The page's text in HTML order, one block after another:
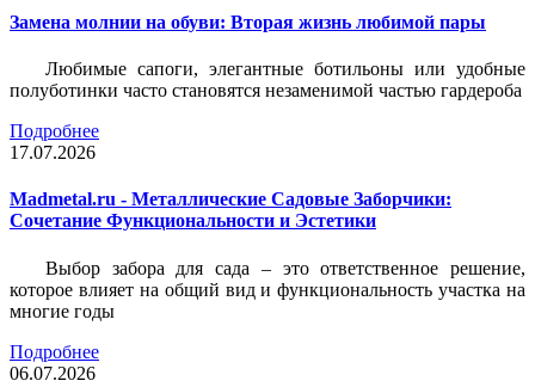
Замена молнии на обуви: Вторая жизнь любимой пары
Любимые сапоги, элегантные ботильоны или удобные
полуботинки часто становятся незаменимой частью гардероба
Подробнее
17.07.2026
Madmetal.ru - Металлические Садовые Заборчики:
Сочетание Функциональности и Эстетики
Выбор забора для сада – это ответственное решение,
которое влияет на общий вид и функциональность участка на
многие годы
Подробнее
06.07.2026